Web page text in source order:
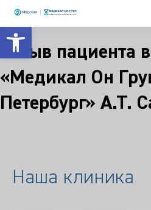
Открыть панель инструментов
Отзыв пациента
«Медикал Он
Петербург» А.Т.
Наша клиника